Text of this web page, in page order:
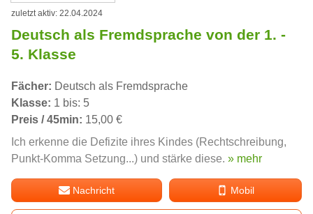
zuletzt aktiv: 22.04.2024
Deutsch als Fremdsprache von der 1. -
5. Klasse
Fächer: Deutsch als Fremdsprache
Klasse: 1 bis: 5
Preis / 45min: 15,00 €
Ich erkenne die Defizite ihres Kindes (Rechtschreibung,
Punkt-Komma Setzung...) und stärke diese. » mehr
Nachricht Mobil